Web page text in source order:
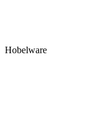
Hobelware